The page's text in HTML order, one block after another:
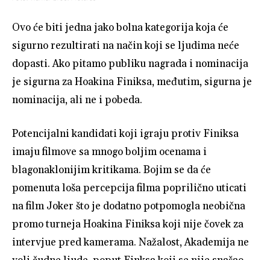
Ovo će biti jedna jako bolna kategorija koja će
sigurno rezultirati na način koji se ljudima neće
dopasti. Ako pitamo publiku nagrada i nominacija
je sigurna za Hoakina Finiksa, međutim, sigurna je
nominacija, ali ne i pobeda.
Potencijalni kandidati koji igraju protiv Finiksa
imaju filmove sa mnogo boljim ocenama i
blagonaklonijim kritikama. Bojim se da će
pomenuta loša percepcija filma poprilično uticati
na film Joker što je dodatno potpomogla neobična
promo turneja Hoakina Finiksa koji nije čovek za
intervjue pred kamerama. Nažalost, Akademija ne